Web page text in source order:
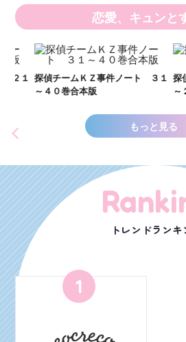
恋愛、キュンと
探偵チームＫＺ事件ノート ３１
～４０巻合本版
探偵チ
～２
もっと見る
トレンドラン
1